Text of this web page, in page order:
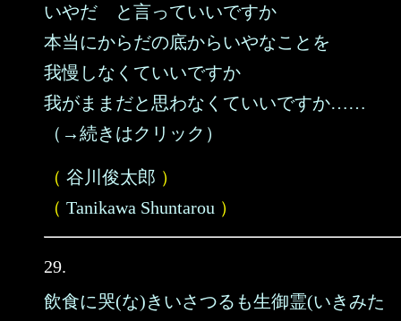
いやだ と言っていいですか
本当にからだの底からいやなことを
我慢しなくていいですか
我がままだと思わなくていいですか……
（→続きはクリック）
（ 谷川俊太郎 ）
（ Tanikawa Shuntarou ）
29.
飲食に哭(な)きいさつるも生御霊(いきみた